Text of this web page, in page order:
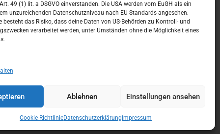
49 (1) lit. a DSGVO einverstanden. Die USA werden vom EuGH als ein
unzureichenden Datenschutzniveau nach EU-Standards angesehen.
besteht das Risiko, dass deine Daten von US-Behörden zu Kontroll- und
verarbeitet werden, unter Umständen ohne die Möglichkeit eines
Ablehnen Einstellungen ansehen
Cookie-RichtlinieDatenschutzerklärung Impressum
11 12 13 14 15 16
18 19 20 21 22 23 24